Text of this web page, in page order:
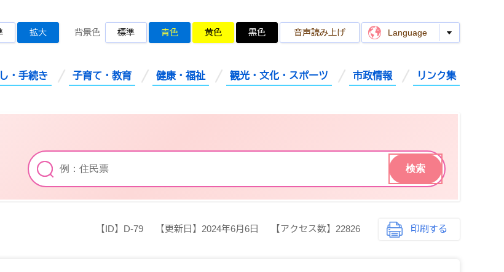
拡大 背景色 標準 青色 黄色 黒色 音声読み上げ Language
・手続き 子育て・教育 健康・福祉 観光・文化・スポーツ 市政情報 リンク集
【ID】 D-79 【更新日】 2024年6月6日 【アクセス数】 22826 印刷する